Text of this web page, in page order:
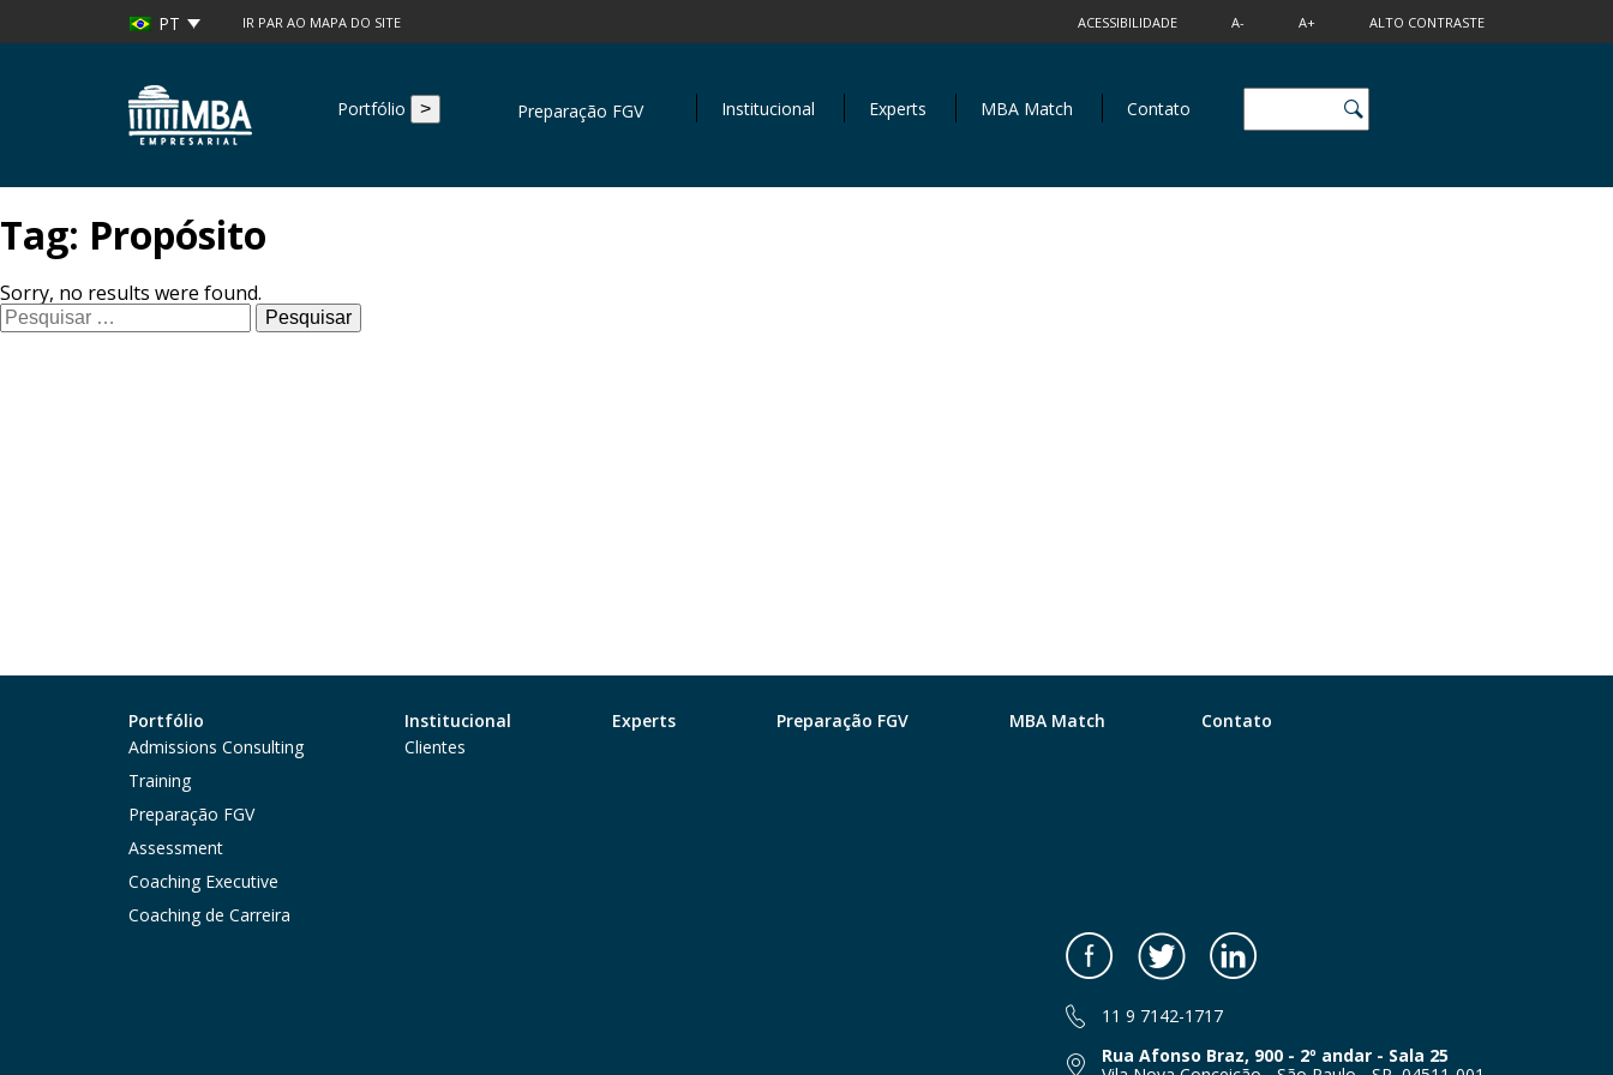
PT IR PAR AO MAPA DO SITE ACESSIBILIDADE A- A+ ALTO CONTRASTE
Portfólio > Preparação FGV Institucional Experts MBA Match Contato
Tag: Propósito
Sorry, no results were found.
Pesquisar
por:
Portfólio
Admissions Consulting
Training
Preparação FGV
Assessment
Coaching Executive
Coaching de Carreira
Institucional
Clientes
Experts Preparação FGV MBA Match Contato
11 9 7142-1717
Rua Afonso Braz, 900 - 2º andar - Sala 25